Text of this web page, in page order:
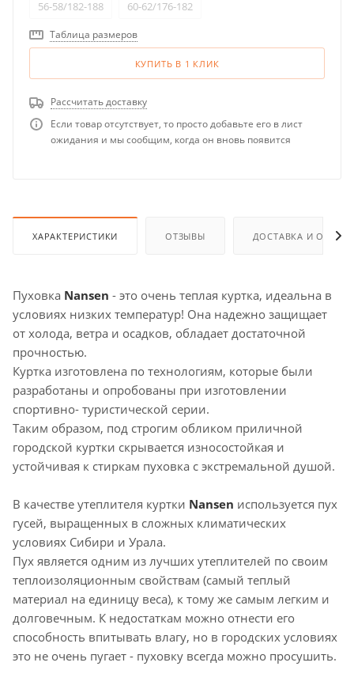
56-58/182-188 60-62/176-182
Таблица размеров
КУПИТЬ В 1 КЛИК
Рассчитать доставку
Если товар отсутствует, то просто добавьте его в лист
ожидания и мы сообщим, когда он вновь появится
ХАРАКТЕРИСТИКИ ОТЗЫВЫ ДОСТАВКА И
Пуховка Nansen - это очень теплая куртка, идеальна в
условиях низких температур! Она надежно защищает
от холода, ветра и осадков, обладает достаточной
прочностью.
Куртка изготовлена по технологиям, которые были
разработаны и опробованы при изготовлении
спортивно- туристической серии.
Таким образом, под строгим обликом приличной
городской куртки скрывается износостойкая и
устойчивая к стиркам пуховка с экстремальной душой.
В качестве утеплителя куртки Nansen используется пух
гусей, выращенных в сложных климатических
условиях Сибири и Урала.
Пух является одним из лучших утеплителей по своим
теплоизоляционным свойствам (самый теплый
материал на единицу веса), к тому же самым легким и
долговечным. К недостаткам можно отнести его
способность впитывать влагу, но в городских условиях
это не очень пугает - пуховку всегда можно просушить.